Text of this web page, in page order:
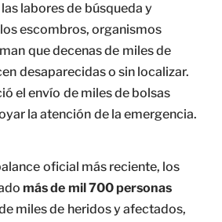
labores de búsqueda y
escombros, organismos
que decenas de miles de
desaparecidas o sin localizar.
el envío de miles de bolsas
la atención de la emergencia.
oficial más reciente, los
más de mil 700 personas
miles de heridos y afectados,